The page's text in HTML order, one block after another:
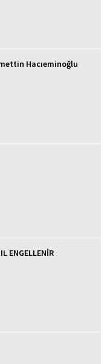
Hacıeminoğlu
ENGELLENİR